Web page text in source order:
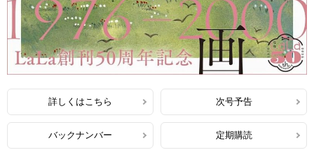
詳しくはこちら 次号予告
バックナンバー 定期購読